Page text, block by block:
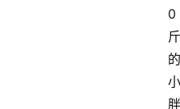
0
斤
的
小
胖